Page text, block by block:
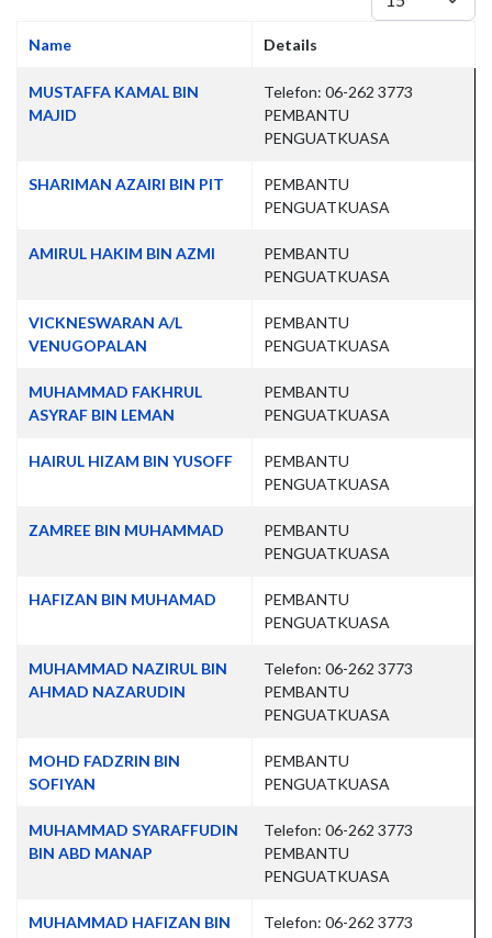
Name Details
MUSTAFFA KAMAL BIN
MAJID
Telefon: 06-262 3773
PEMBANTU
PENGUATKUASA
SHARIMAN AZAIRI BIN PIT
PEMBANTU
PENGUATKUASA
AMIRUL HAKIM BIN AZMI
PEMBANTU
PENGUATKUASA
VICKNESWARAN A/L
VENUGOPALAN
PEMBANTU
PENGUATKUASA
MUHAMMAD FAKHRUL
ASYRAF BIN LEMAN
PEMBANTU
PENGUATKUASA
HAIRUL HIZAM BIN YUSOFF
PEMBANTU
PENGUATKUASA
ZAMREE BIN MUHAMMAD
PEMBANTU
PENGUATKUASA
HAFIZAN BIN MUHAMAD
PEMBANTU
PENGUATKUASA
MUHAMMAD NAZIRUL BIN
AHMAD NAZARUDIN
Telefon: 06-262 3773
PEMBANTU
PENGUATKUASA
MOHD FADZRIN BIN
SOFIYAN
PEMBANTU
PENGUATKUASA
MUHAMMAD SYARAFFUDIN
BIN ABD MANAP
Telefon: 06-262 3773
PEMBANTU
PENGUATKUASA
MUHAMMAD HAFIZAN BIN
Telefon: 06-262 3773